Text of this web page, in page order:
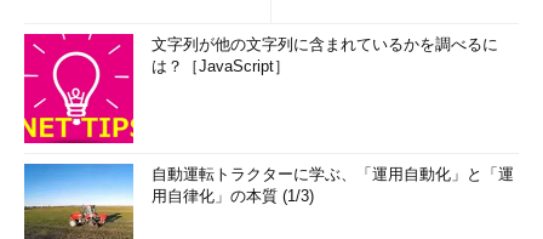
文字列が他の文字列に含まれているかを調べるに
は？［JavaScript］
自動運転トラクターに学ぶ、「運用自動化」と「運
用自律化」の本質 (1/3)